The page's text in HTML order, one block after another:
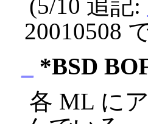
(5/10 追記:
20010508
*BSD
各 ML に